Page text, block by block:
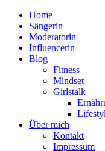
Home
Sängerin
Moderatorin
Influencerin
Blog
Fitness
Mindset
Girlstalk
Über mich
Kontakt
Impressum